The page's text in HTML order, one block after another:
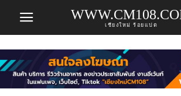
เชียงใหม่ ร้อยแปด